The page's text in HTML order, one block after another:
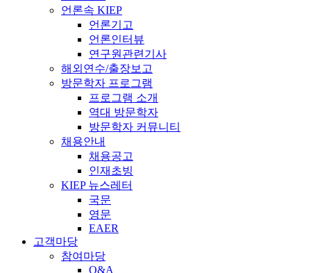
언론속 KIEP
언론기고
언론인터뷰
연구원관련기사
해외연수/출장보고
방문학자 프로그램
프로그램 소개
역대 방문학자
방문학자 커뮤니티
채용안내
채용공고
인재초빙
KIEP 뉴스레터
국문
영문
EAER
고객마당
참여마당
Q&A